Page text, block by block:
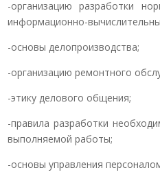
-организацию разработки
информационно-
-основы делопроизводства;
-организацию ремонтного
-этику делового общения;
-правила разработки
выполняемой работы;
-основы управления